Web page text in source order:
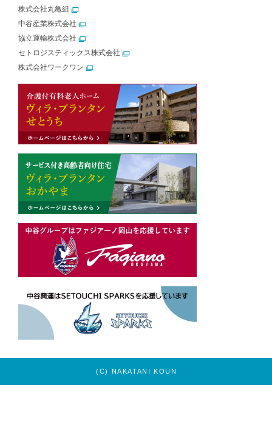
株式会社丸亀組
中谷産業株式会社
協立運輸株式会社
セトロジスティックス株式会社
株式会社ワークワン
(C) NAKATANI KOUN